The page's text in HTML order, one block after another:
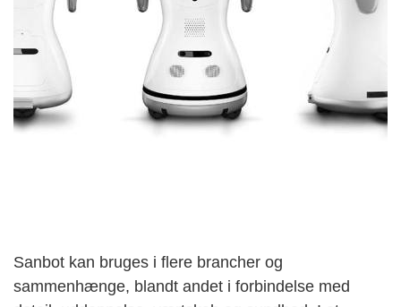
Sanbot kan bruges i flere brancher og
sammenhænge, blandt andet i forbindelse med